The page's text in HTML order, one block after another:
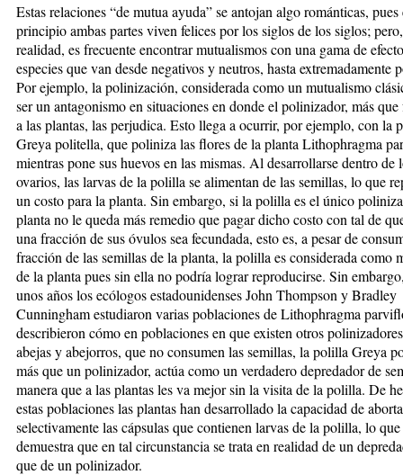
Estas relaciones “de mutua ayuda” se antojan algo románticas, pues
principio ambas partes viven felices por los siglos de los siglos;
realidad, es frecuente encontrar mutualismos con una gama de
especies que van desde negativos y neutros, hasta extremadamente
Por ejemplo, la polinización, considerada como un mutualismo
ser un antagonismo en situaciones en donde el polinizador, más que
a las plantas, las perjudica. Esto llega a ocurrir, por ejemplo, con la
Greya politella, que poliniza las flores de la planta Lithophragma
mientras pone sus huevos en las mismas. Al desarrollarse dentro de
ovarios, las larvas de la polilla se alimentan de las semillas, lo que
un costo para la planta. Sin embargo, si la polilla es el único
planta no le queda más remedio que pagar dicho costo con tal de
una fracción de sus óvulos sea fecundada, esto es, a pesar de
fracción de las semillas de la planta, la polilla es considerada como
de la planta pues sin ella no podría lograr reproducirse. Sin
unos años los ecólogos estadounidenses John Thompson y Bradley
Cunningham estudiaron varias poblaciones de Lithophragma
describieron cómo en poblaciones en que existen otros
abejas y abejorros, que no consumen las semillas, la polilla Greya
más que un polinizador, actúa como un verdadero depredador de
manera que a las plantas les va mejor sin la visita de la polilla. De
estas poblaciones las plantas han desarrollado la capacidad de
selectivamente las cápsulas que contienen larvas de la polilla, lo que
demuestra que en tal circunstancia se trata en realidad de un
que de un polinizador.